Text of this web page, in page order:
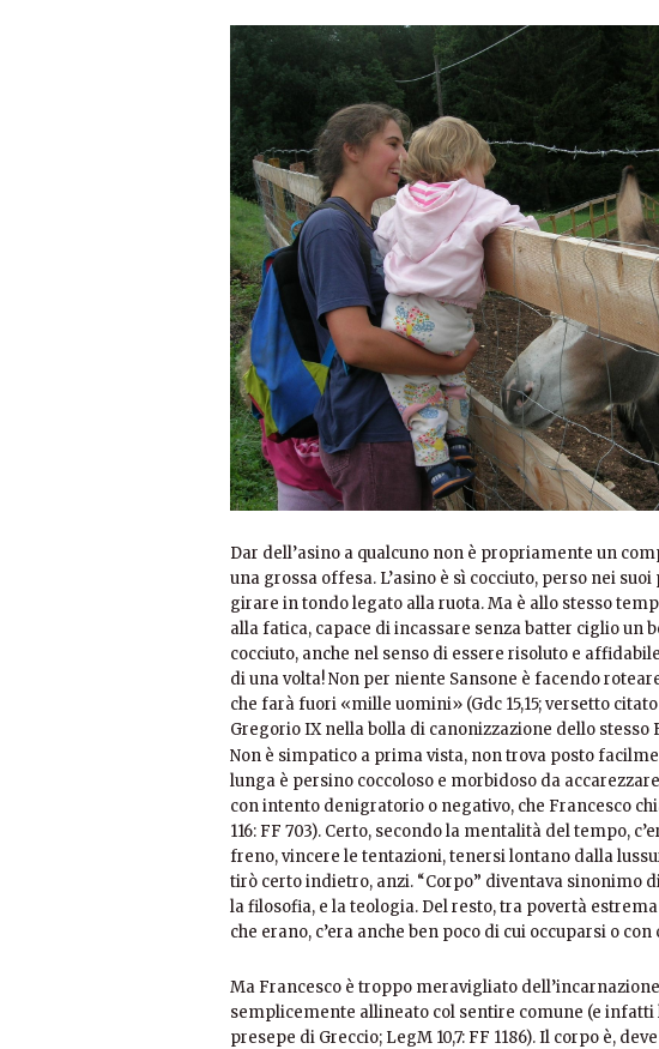
Dar dell’asino a qualcuno non è propriamente un
una grossa offesa. L’asino è sì cocciuto, perso nei
girare in tondo legato alla ruota. Ma è allo stesso
alla fatica, capace di incassare senza batter ciglio un
cocciuto, anche nel senso di essere risoluto e
di una volta! Non per niente Sansone è facendo
che farà fuori «mille uomini» (Gdc 15,15; versetto
Gregorio IX nella bolla di canonizzazione dello stesso
Non è simpatico a prima vista, non trova posto
lunga è persino coccoloso e morbidoso da
con intento denigratorio o negativo, che Francesco
116: FF 703). Certo, secondo la mentalità del tempo,
freno, vincere le tentazioni, tenersi lontano dalla
tirò certo indietro, anzi. “Corpo” diventava sinonimo di
la filosofia, e la teologia. Del resto, tra povertà
che erano, c’era anche ben poco di cui occuparsi o
Ma Francesco è troppo meravigliato
semplicemente allineato col sentire comune (e infatti
presepe di Greccio; LegM 10,7: FF 1186). Il corpo è,